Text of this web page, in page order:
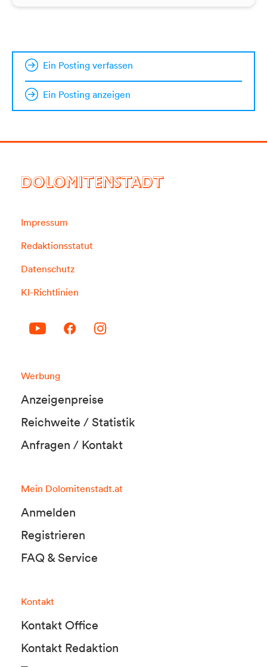
Ein Posting verfassen
Ein Posting anzeigen
DOLOMITENSTADT
Impressum
Redaktionsstatut
Datenschutz
KI-Richtlinien
Werbung
Anzeigenpreise
Reichweite / Statistik
Anfragen / Kontakt
Mein Dolomitenstadt.at
Anmelden
Registrieren
FAQ & Service
Kontakt
Kontakt Office
Kontakt Redaktion